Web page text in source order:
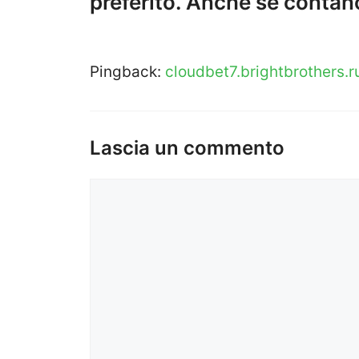
Pingback:
Lascia un commento